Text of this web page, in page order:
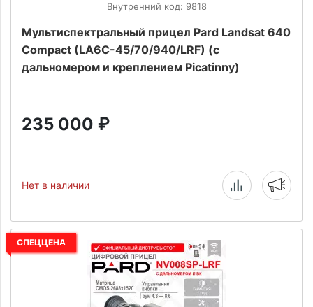
Внутренний код: 9818
Мультиспектральный прицел Pard Landsat 640
Compact (LA6C-45/70/940/LRF) (с
дальномером и креплением Picatinny)
235 000 ₽
Нет в наличии
СПЕЦЦЕНА